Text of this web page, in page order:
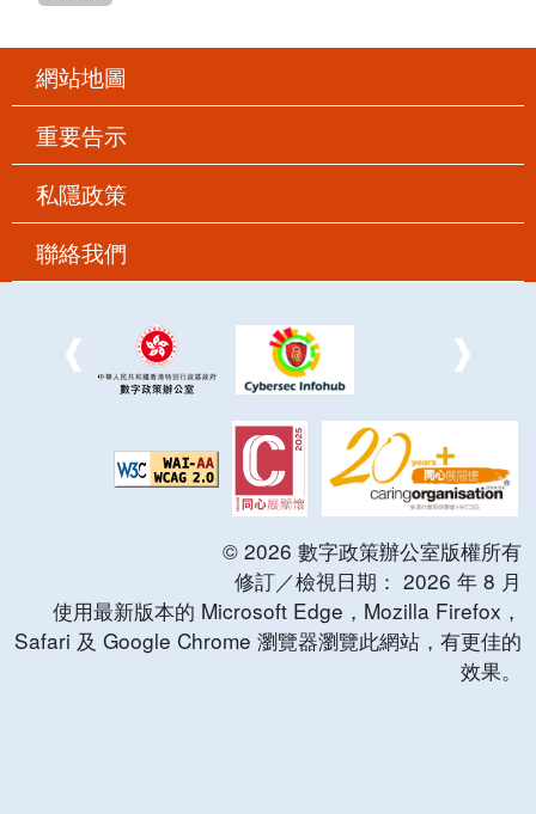
網站地圖
重要告示
私隱政策
聯絡我們
© 2026 數字政策辦公室版權所有
修訂／檢視日期： 2026 年 8 月
使用最新版本的 Microsoft Edge，Mozilla Firefox，
Safari 及 Google Chrome 瀏覽器瀏覽此網站，有更佳的
效果。